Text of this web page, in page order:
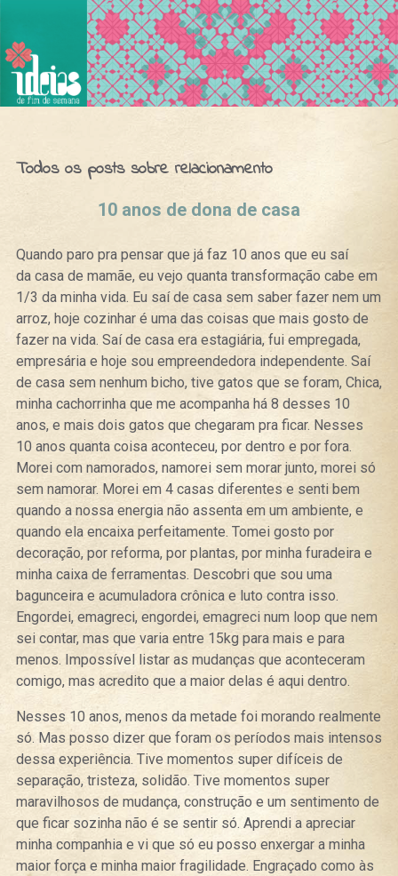
Ideias de Fim de Semana
Todos os posts sobre relacionamento
10 anos de dona de casa
Quando paro pra pensar que já faz 10 anos que eu saí
da casa de mamãe, eu vejo quanta transformação cabe em
1/3 da minha vida. Eu saí de casa sem saber fazer nem um
arroz, hoje cozinhar é uma das coisas que mais gosto de
fazer na vida. Saí de casa era estagiária, fui empregada,
empresária e hoje sou empreendedora independente. Saí
de casa sem nenhum bicho, tive gatos que se foram, Chica,
minha cachorrinha que me acompanha há 8 desses 10
anos, e mais dois gatos que chegaram pra ficar. Nesses
10 anos quanta coisa aconteceu, por dentro e por fora.
Morei com namorados, namorei sem morar junto, morei só
sem namorar. Morei em 4 casas diferentes e senti bem
quando a nossa energia não assenta em um ambiente, e
quando ela encaixa perfeitamente. Tomei gosto por
decoração, por reforma, por plantas, por minha furadeira e
minha caixa de ferramentas. Descobri que sou uma
bagunceira e acumuladora crônica e luto contra isso.
Engordei, emagreci, engordei, emagreci num loop que nem
sei contar, mas que varia entre 15kg para mais e para
menos. Impossível listar as mudanças que aconteceram
comigo, mas acredito que a maior delas é aqui dentro.
Nesses 10 anos, menos da metade foi morando realmente
só. Mas posso dizer que foram os períodos mais intensos
dessa experiência. Tive momentos super difíceis de
separação, tristeza, solidão. Tive momentos super
maravilhosos de mudança, construção e um sentimento de
que ficar sozinha não é se sentir só. Aprendi a apreciar
minha companhia e vi que só eu posso enxergar a minha
maior força e minha maior fragilidade. Engraçado como às